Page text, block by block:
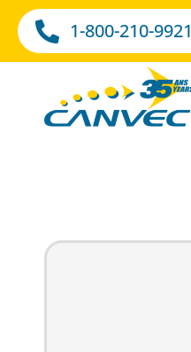
1-800-210-9921